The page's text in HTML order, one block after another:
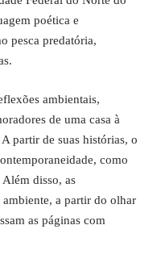
poética e
pesca predatória,
ambientais,
de uma casa à
partir de suas histórias, o
como
disso, as
a partir do olhar
as páginas com